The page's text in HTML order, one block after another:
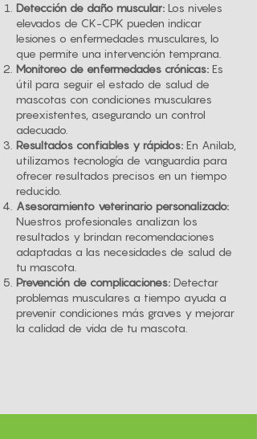
Detección de daño muscular: Los niveles
elevados de CK-CPK pueden indicar
lesiones o enfermedades musculares, lo
que permite una intervención temprana.
Monitoreo de enfermedades crónicas: Es
útil para seguir el estado de salud de
mascotas con condiciones musculares
preexistentes, asegurando un control
adecuado.
Resultados confiables y rápidos: En Anilab,
utilizamos tecnología de vanguardia para
ofrecer resultados precisos en un tiempo
reducido.
Asesoramiento veterinario personalizado:
Nuestros profesionales analizan los
resultados y brindan recomendaciones
adaptadas a las necesidades de salud de
tu mascota.
Prevención de complicaciones: Detectar
problemas musculares a tiempo ayuda a
prevenir condiciones más graves y mejorar
la calidad de vida de tu mascota.